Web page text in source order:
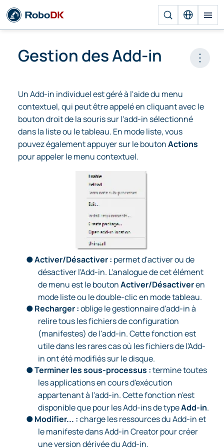
Gestion des Add-in Open
Un Add-in individuel est géré à l'aide du menu
contextuel, qui peut être appelé en cliquant avec le
bouton droit de la souris sur l'add-in sélectionné
dans la liste ou le tableau. En mode liste, vous
pouvez également appuyer sur le boutonActions
pour appeler le menu contextuel.
●Activer/Désactiver : permet d'activer ou de
désactiver l'Add-in. L'analogue de cet élément
de menu est le boutonActiver/Désactiveren
mode liste ou le double-clic en mode tableau.
●Recharger :oblige le gestionnaire d'add-in à
relire tous les fichiers de configuration
(manifestes) de l'add-in. Cette fonction est
utile dans les rares cas où les fichiers de l'Add-
in ont été modifiés sur le disque.
●Terminer les sous-processus :termine toutes
les applications en cours d'exécution
appartenant à l'add-in. Cette fonction n'est
disponible que pour les Add-ins de typeAdd-in.
●Modifier... :charge les ressources du Add-in et
le manifeste dans Add-in Creator pour créer
une version dérivée du Add-in.